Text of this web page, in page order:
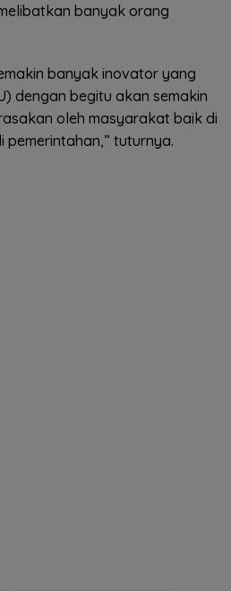
banyak orang
banyak inovator yang
dengan begitu akan semakin
oleh masyarakat baik di
pemerintahan,” tuturnya.